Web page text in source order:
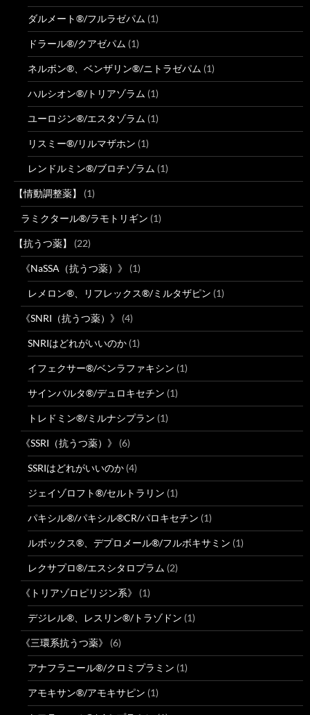
ダルメート®/フルラゼパム (1)
ドラール®/クアゼパム (1)
ネルボン®、ベンザリン®/ニトラゼパム (1)
ハルシオン®/トリアゾラム (1)
ユーロジン®/エスタゾラム (1)
リスミー®/リルマザホン (1)
レンドルミン®/ブロチゾラム (1)
【情動調整薬】 (1)
ラミクタール®/ラモトリギン (1)
【抗うつ薬】 (22)
《NaSSA（抗うつ薬）》 (1)
レメロン®、リフレックス®/ミルタザピン (1)
《SNRI（抗うつ薬）》 (4)
SNRIはどれがいいのか (1)
イフェクサー®/ベンラファキシン (1)
サインバルタ®/デュロキセチン (1)
トレドミン®/ミルナシプラン (1)
《SSRI（抗うつ薬）》 (6)
SSRIはどれがいいのか (4)
ジェイゾロフト®/セルトラリン (1)
パキシル®/パキシル®CR/パロキセチン (1)
ルボックス®、デプロメール®/フルボキサミン (1)
レクサプロ®/エスシタロプラム (2)
《トリアゾロピリジン系》 (1)
デジレル®、レスリン®/トラゾドン (1)
《三環系抗うつ薬》 (6)
アナフラニール®/クロミプラミン (1)
アモキサン®/アモキサピン (1)